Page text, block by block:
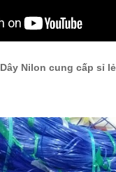
Dây Nilon cung cấp sỉ lẻ